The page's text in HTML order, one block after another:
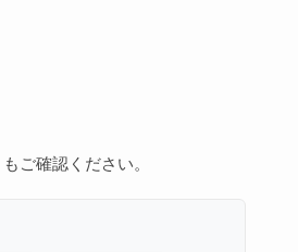
ご確認ください。